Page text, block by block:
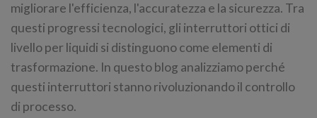
migliorare l'efficienza, l'accuratezza e la sicurezza. Tra
questi progressi tecnologici, gli interruttori ottici di
livello per liquidi si distinguono come elementi di
trasformazione. In questo blog analizziamo perché
questi interruttori stanno rivoluzionando il controllo
di processo.